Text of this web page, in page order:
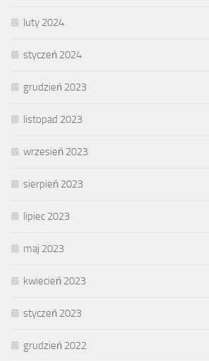
luty 2024
styczeń 2024
grudzień 2023
listopad 2023
wrzesień 2023
sierpień 2023
lipiec 2023
maj 2023
kwiecień 2023
styczeń 2023
grudzień 2022